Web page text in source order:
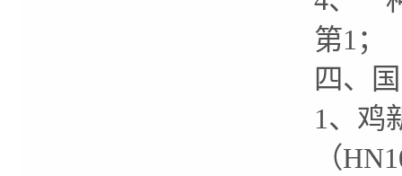
第1；
四、
1、鸡
（